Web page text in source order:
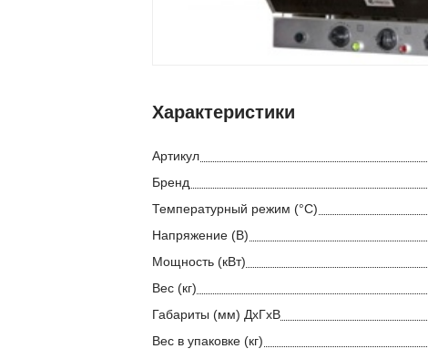
Характеристики
Артикул
Бренд
Температурный режим (°С)
Напряжение (В)
Мощность (кВт)
Вес (кг)
Габариты (мм) ДхГхВ
Вес в упаковке (кг)